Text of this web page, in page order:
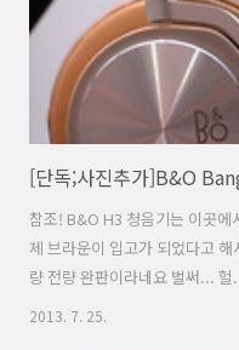
참조! B&O H3 청음기는 이곳
제 브라운이 입고가 되었다고
량 전량 완판이라네요 벌써...
운 소식을^^ 구매하는 데도 무슨
2013. 7. 25.